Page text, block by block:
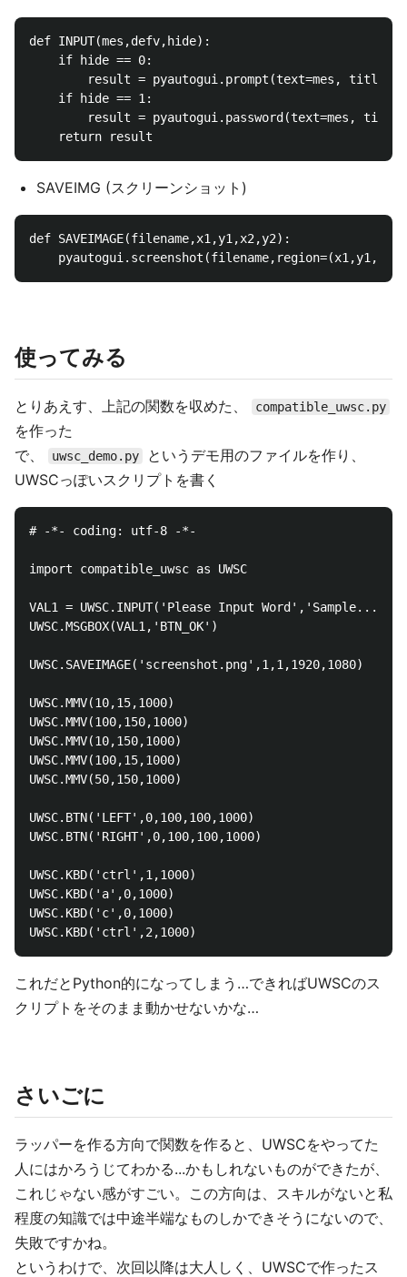
def INPUT(mes,defv,hide):
    if hide == 0:
result = pyautogui.prompt(text=mes,
    if hide == 1:
result = pyautogui.password(text=mes,
SAVEIMG (スクリーンショット)
def SAVEIMAGE(filename,x1,y1,x2,y2):
使ってみる
とりあえす、上記の関数を収めた、 compatible_uwsc.py
を作った
で、
uwsc_demo.py
というデモ用のファイルを作り、
UWSCっぽいスクリプトを書く
# -*- coding: utf-8 -*-
import compatible_uwsc as UWSC
VAL1 = UWSC.INPUT('Please Input Word','Sample...',0)
UWSC.MSGBOX(VAL1,'BTN_OK')
UWSC.SAVEIMAGE('screenshot.png',1,1,1920,1080)
UWSC.MMV(10,15,1000)
UWSC.MMV(100,150,1000)
UWSC.MMV(10,150,1000)
UWSC.MMV(100,15,1000)
UWSC.MMV(50,150,1000)
UWSC.BTN('LEFT',0,100,100,1000)
UWSC.BTN('RIGHT',0,100,100,1000)
UWSC.KBD('ctrl',1,1000)
UWSC.KBD('a',0,1000)
UWSC.KBD('c',0,1000)
これだとPython的になってしまう…できればUWSCのス
クリプトをそのまま動かせないかな…
さいごに
ラッパーを作る方向で関数を作ると、UWSCをやってた
人にはかろうじてわかる...かもしれないものができたが、
これじゃない感がすごい。この方向は、スキルがないと私
程度の知識では中途半端なものしかできそうにないので、
失敗ですかね。
というわけで、次回以降は大人しく、UWSCで作ったス